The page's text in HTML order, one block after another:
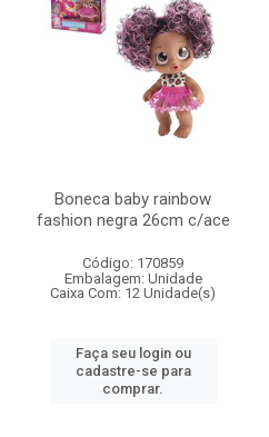
Boneca baby rainbow
fashion negra 26cm c/ace
Código: 170859
Embalagem: Unidade
Caixa Com: 12 Unidade(s)
Faça seu login ou
cadastre-se para
comprar.